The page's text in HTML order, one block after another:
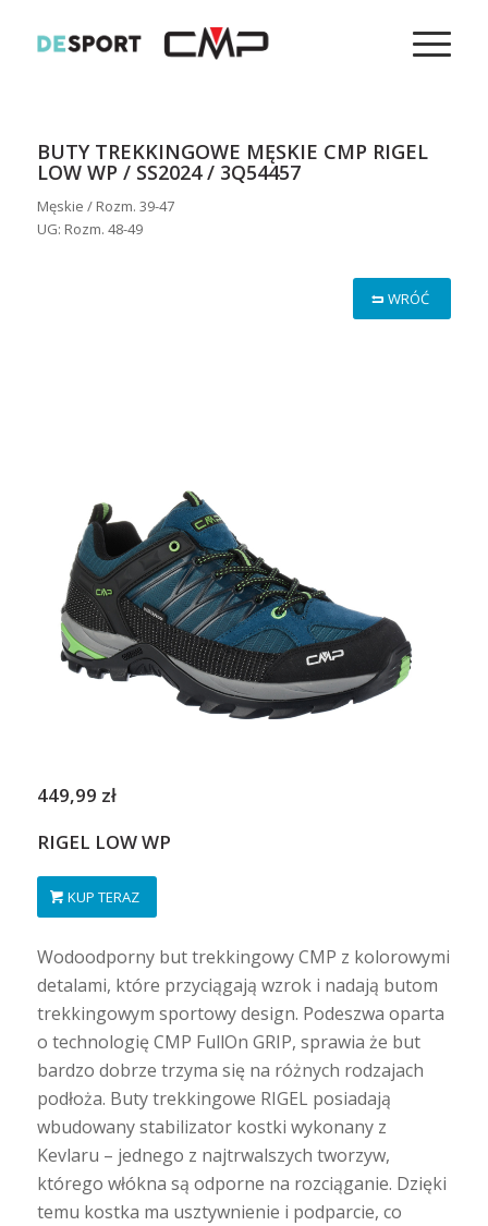
BUTY TREKKINGOWE MĘSKIE CMP RIGEL
LOW WP / SS2024 / 3Q54457
Męskie / Rozm. 39-47
UG: Rozm. 48-49
WRÓĆ
449,99 zł
RIGEL LOW WP
KUP TERAZ
Wodoodporny but trekkingowy CMP z kolorowymi
detalami, które przyciągają wzrok i nadają butom
trekkingowym sportowy design. Podeszwa oparta
o technologię CMP FullOn GRIP, sprawia że but
bardzo dobrze trzyma się na różnych rodzajach
podłoża. Buty trekkingowe RIGEL posiadają
wbudowany stabilizator kostki wykonany z
Kevlaru – jednego z najtrwalszych tworzyw,
którego włókna są odporne na rozciąganie. Dzięki
temu kostka ma usztywnienie i podparcie, co